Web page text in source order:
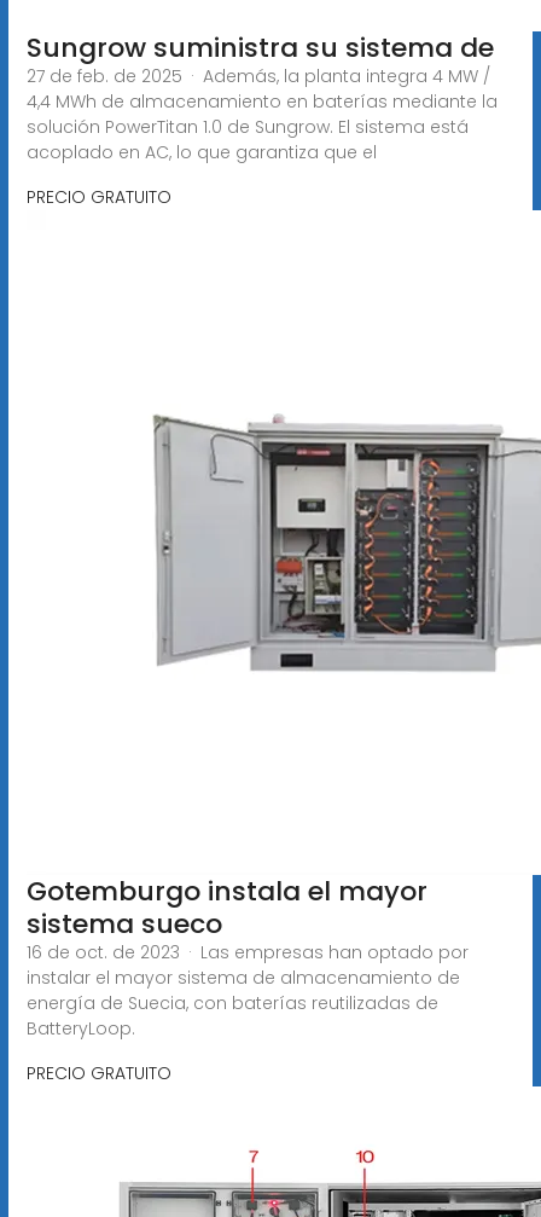
Sungrow suministra su sistema de
27 de feb. de 2025 · Además, la planta integra 4 MW /
4,4 MWh de almacenamiento en baterías mediante la
solución PowerTitan 1.0 de Sungrow. El sistema está
acoplado en AC, lo que garantiza que el
PRECIO GRATUITO
Gotemburgo instala el mayor
sistema sueco
16 de oct. de 2023 · Las empresas han optado por
instalar el mayor sistema de almacenamiento de
energía de Suecia, con baterías reutilizadas de
BatteryLoop.
PRECIO GRATUITO